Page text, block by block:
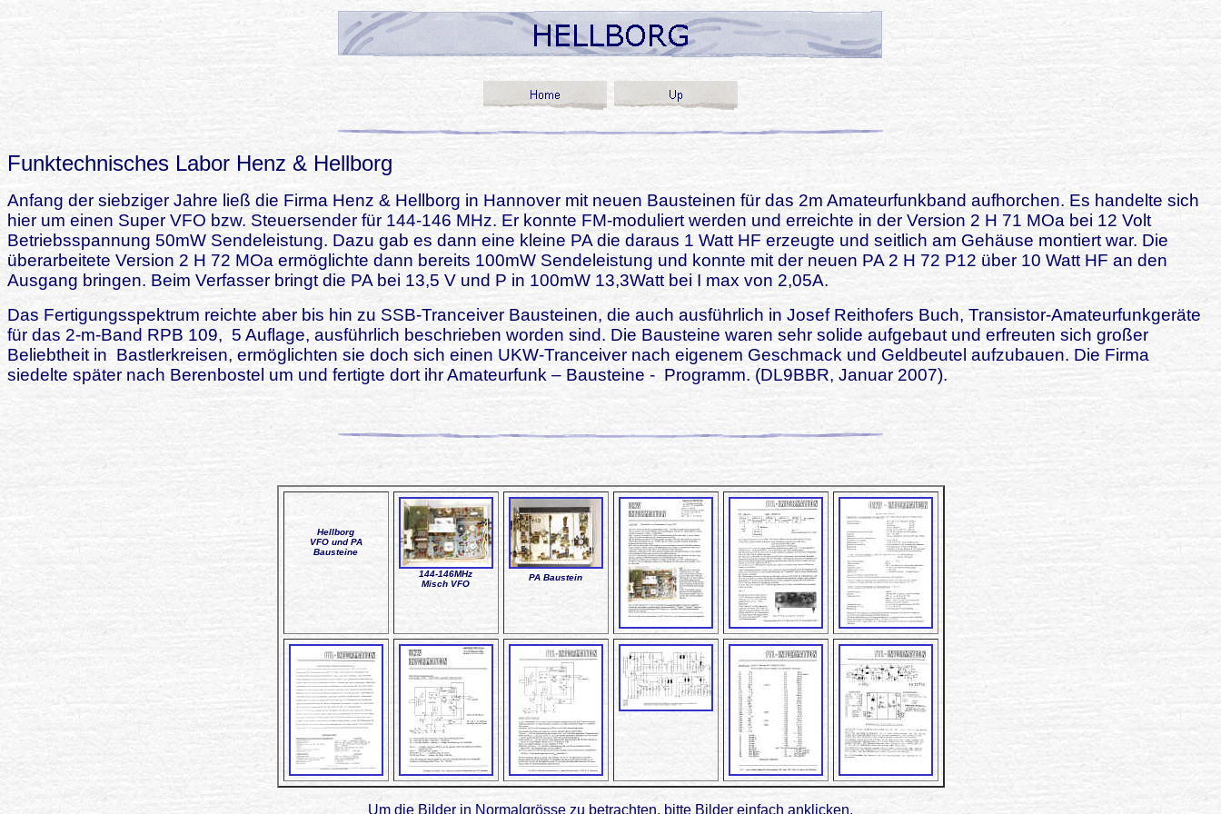
Funktechnisches Labor Henz & Hellborg
Anfang der siebziger Jahre ließ die Firma Henz & Hellborg in Hannover mit neuen Bausteinen für das 2m Amateurfunkband aufhorchen. Es handelte sich
hier um einen Super VFO bzw. Steuersender für 144-146 MHz. Er konnte FM-moduliert werden und erreichte in der Version 2 H 71 MOa bei 12 Volt
Betriebsspannung 50mW Sendeleistung. Dazu gab es dann eine kleine PA die daraus 1 Watt HF erzeugte und seitlich am Gehäuse montiert war. Die
überarbeitete Version 2 H 72 MOa ermöglichte dann bereits 100mW Sendeleistung und konnte mit der neuen PA 2 H 72 P12 über 10 Watt HF an den
Ausgang bringen. Beim Verfasser bringt die PA bei 13,5 V und P in 100mW 13,3Watt bei I max von 2,05A.
Das Fertigungsspektrum reichte aber bis hin zu SSB-Tranceiver Bausteinen, die auch ausführlich in Josef Reithofers Buch, Transistor-Amateurfunkgeräte
für das 2-m-Band RPB 109, 5 Auflage, ausführlich beschrieben worden sind. Die Bausteine waren sehr solide aufgebaut und erfreuten sich großer
Beliebtheit in Bastlerkreisen, ermöglichten sie doch sich einen UKW-Tranceiver nach eigenem Geschmack und Geldbeutel aufzubauen. Die Firma
siedelte später nach Berenbostel um und fertigte dort ihr Amateurfunk – Bausteine - Programm. (DL9BBR, Januar 2007).
Hellborg
VFO und PA
Bausteine
144-146MHz
Misch VFO
PA Baustein
Um die Bilder in Normalgrösse zu betrachten, bitte Bilder einfach anklicken.